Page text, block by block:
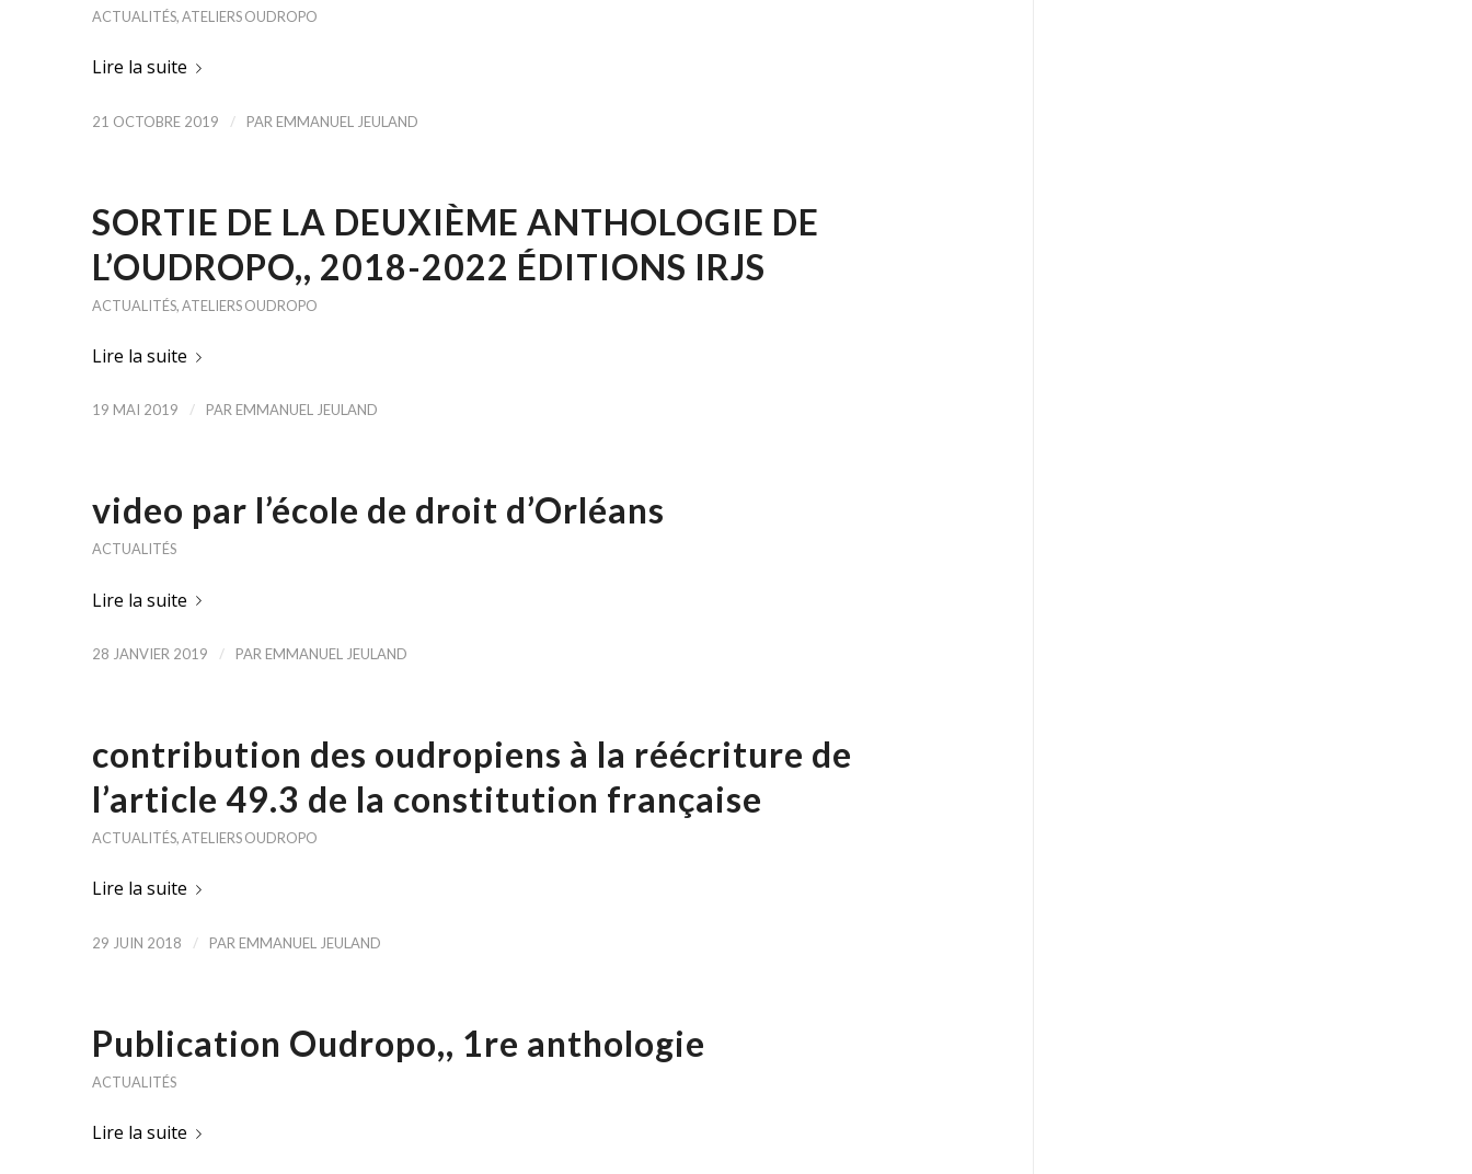
ACTUALITÉS,ATELIERS OUDROPO
Lire la suite
21 OCTOBRE 2019 / PAR EMMANUEL JEULAND
SORTIE DE LA DEUXIÈME ANTHOLOGIE DE
L’OUDROPO,, 2018-2022 ÉDITIONS IRJS
ACTUALITÉS,ATELIERS OUDROPO
Lire la suite
19 MAI 2019 / PAR EMMANUEL JEULAND
video par l’école de droit d’Orléans
ACTUALITÉS
Lire la suite
28 JANVIER 2019 / PAR EMMANUEL JEULAND
contribution des oudropiens à la réécriture de
l’article 49.3 de la constitution française
ACTUALITÉS,ATELIERS OUDROPO
Lire la suite
29 JUIN 2018 / PAR EMMANUEL JEULAND
Publication Oudropo,, 1re anthologie
ACTUALITÉS
Lire la suite